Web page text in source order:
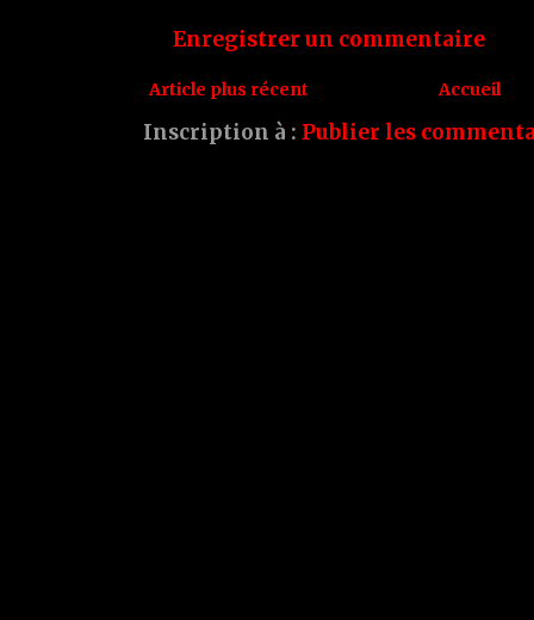
Enregistrer un commentaire
Article plus récent Accueil
Inscription à : Publier les